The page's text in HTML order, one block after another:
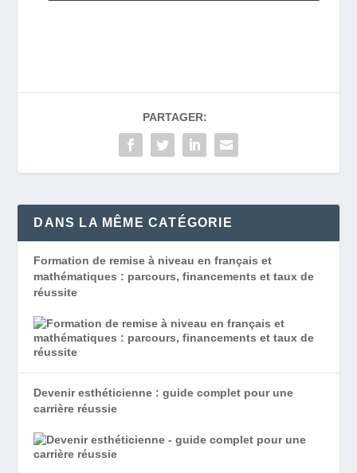
PARTAGER:
DANS LA MÊME CATÉGORIE
Formation de remise à niveau en français et
mathématiques : parcours, financements et taux de
réussite
Devenir esthéticienne : guide complet pour une
carrière réussie